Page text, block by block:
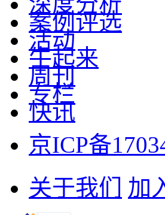
案例评选
活动
牛起来
周刊
专栏
快讯
京ICP备
关于我们 加